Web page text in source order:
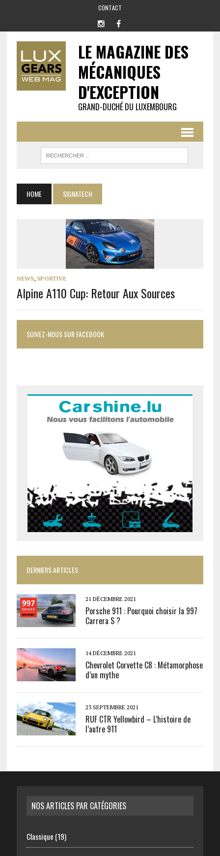
CONTACT
LE MAGAZINE DES
MÉCANIQUES
D'EXCEPTION
GRAND-DUCHÉ DU LUXEMBOURG
HOME SIGNATECH
NEWS, SPORTIVE
Alpine A110 Cup: Retour Aux Sources
SUIVEZ-NOUS SUR FACEBOOK
DERNIERS ARTICLES
21 DÉCEMBRE 2021
Porsche 911 : Pourquoi choisir la 997
Carrera S ?
14 DÉCEMBRE 2021
Chevrolet Corvette C8 : Métamorphose
d’un mythe
23 SEPTEMBRE 2021
RUF CTR Yellowbird – L’histoire de
l’autre 911
NOS ARTICLES PAR CATÉGORIES
Classique (19)